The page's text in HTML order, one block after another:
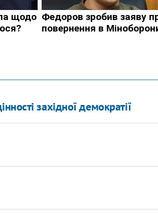
західної демократії